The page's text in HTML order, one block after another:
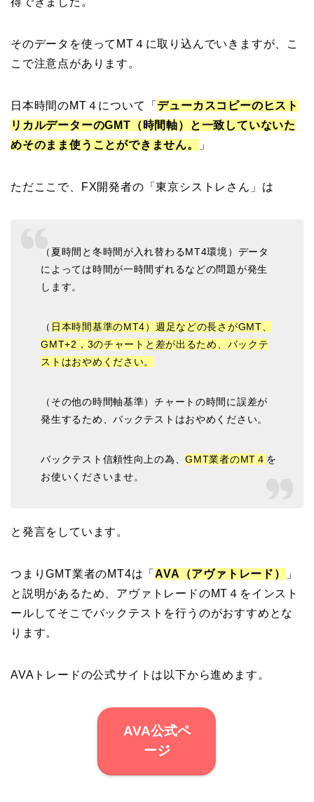
そのデータを使ってMT４に取り込んでいきますが、こ
こで注意点があります。
日本時間のMT４について「デューカスコピーのヒスト
リカルデーターのGMT（時間軸）と一致していないた
めそのまま使うことができません。
」
ただここで、FX開発者の「東京シストレさん」は
（夏時間と冬時間が入れ替わるMT4環境）データ
によっては時間が一時間ずれるなどの問題が発生
します。
（ 日本時間基準のMT4）週足などの長さがGMT、
GMT+2，3のチャートと差が出るため、バックテ
ストはおやめください。
（その他の時間軸基準）チャートの時間に誤差が
発生するため、バックテストはおやめください。
バックテスト信頼性向上の為、GMT業者のMT４ を
お使いくださいませ。
と発言をしています。
つまりGMT業者のMT4は「AVA（アヴァトレード）
」
と説明があるため、アヴァトレードのMT４をインスト
ールしてそこでバックテストを行うのがおすすめとな
ります。
AVAトレードの公式サイトは以下から進めます。
AVA公式ペ
ージ